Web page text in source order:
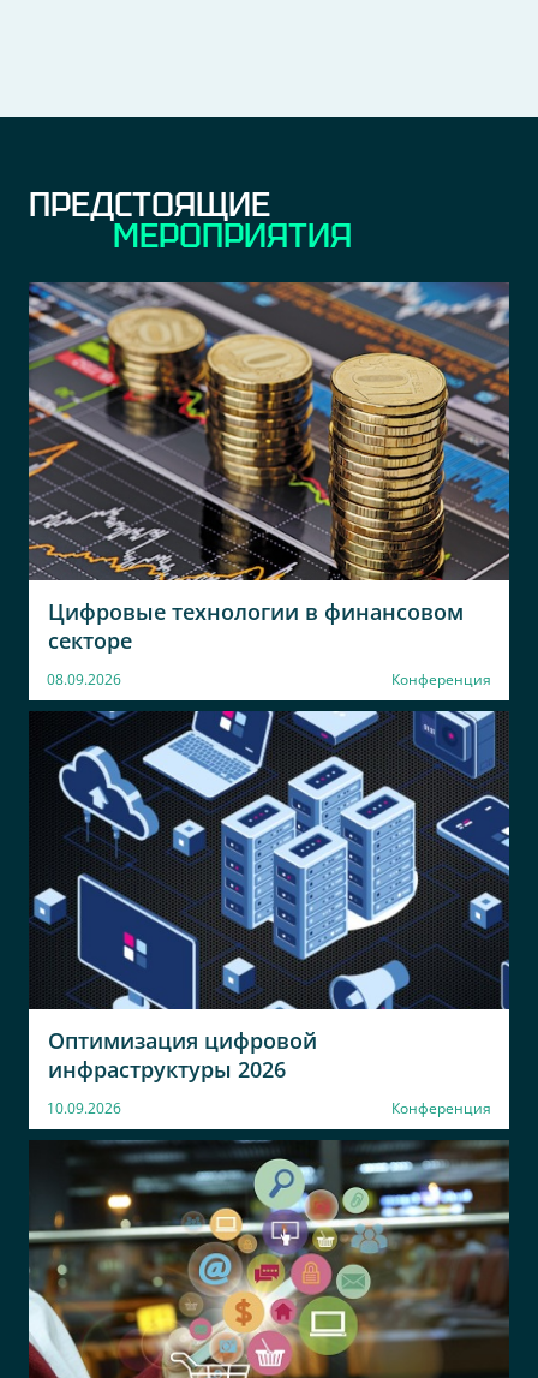
ПРЕДСТОЯЩИЕ
МЕРОПРИЯТИЯ
Цифровые технологии в финансовом
секторе
08.09.2026 Конференция
Оптимизация цифровой
инфраструктуры 2026
10.09.2026 Конференция